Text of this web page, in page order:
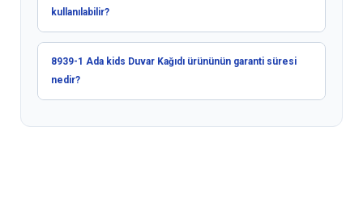
kullanılabilir?
8939-1 Ada kids Duvar Kağıdı ürününün garanti süresi
nedir?